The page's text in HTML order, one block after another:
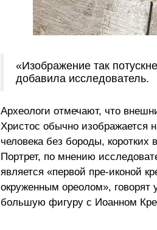
«Изображение так
добавила исследователь.
Археологи отмечают, что
Христос обычно изображается
человека без бороды,
Портрет, по мнению
является «первой пре-иконой
окруженным ореолом»,
большую фигуру с Иоанном